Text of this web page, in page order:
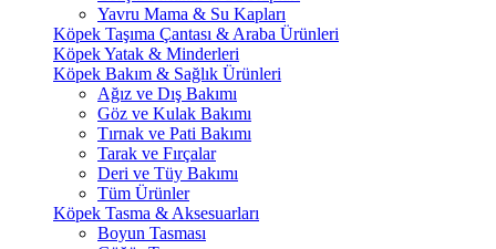
Yavru Mama & Su Kapları
Köpek Taşıma Çantası & Araba Ürünleri
Köpek Yatak & Minderleri
Köpek Bakım & Sağlık Ürünleri
Ağız ve Dış Bakımı
Göz ve Kulak Bakımı
Tırnak ve Pati Bakımı
Tarak ve Fırçalar
Deri ve Tüy Bakımı
Tüm Ürünler
Köpek Tasma & Aksesuarları
Boyun Tasması